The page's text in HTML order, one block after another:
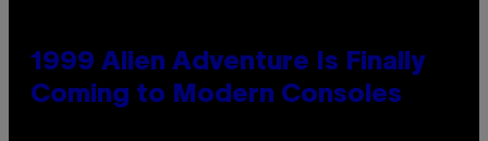
1999 Alien Adventure Is Finally
Coming to Modern Consoles